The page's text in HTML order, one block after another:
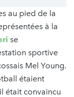
au pied de la
à la
se
sportive
Mel Young.
étaient
était convaincu